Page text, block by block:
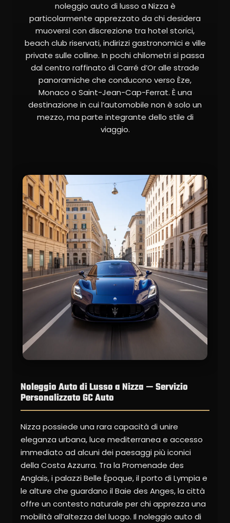
noleggio auto di lusso a Nizza è
particolarmente apprezzato da chi desidera
muoversi con discrezione tra hotel storici,
beach club riservati, indirizzi gastronomici e ville
private sulle colline. In pochi chilometri si passa
dal centro raffinato di Carré d’Or alle strade
panoramiche che conducono verso Èze,
Monaco o Saint-Jean-Cap-Ferrat. È una
destinazione in cui l’automobile non è solo un
mezzo, ma parte integrante dello stile di
viaggio.
Noleggio Auto di Lusso a Nizza — Servizio
Personalizzato GC Auto
Nizza possiede una rara capacità di unire
eleganza urbana, luce mediterranea e accesso
immediato ad alcuni dei paesaggi più iconici
della Costa Azzurra. Tra la Promenade des
Anglais, i palazzi Belle Époque, il porto di Lympia e
le alture che guardano il Baie des Anges, la città
offre un contesto naturale per chi apprezza una
mobilità all’altezza del luogo. Il noleggio auto di